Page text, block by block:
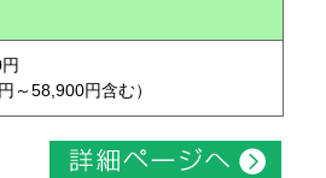
～58,900円含む）